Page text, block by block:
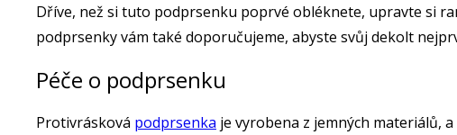
Dříve, než si tuto podprsenku poprvé obléknete, upravte si
podprsenky vám také doporučujeme, abyste svůj dekolt
Péče o podprsenku
Protivrásková podprsenka je vyrobena z jemných materiálů,